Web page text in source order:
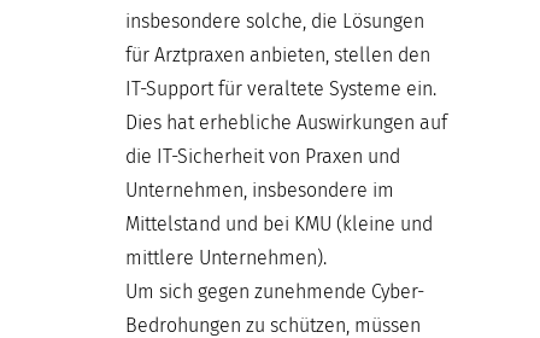
insbesondere solche, die Lösungen
für Arztpraxen anbieten, stellen den
IT-Support für veraltete Systeme ein.
Dies hat erhebliche Auswirkungen auf
die IT-Sicherheit von Praxen und
Unternehmen, insbesondere im
Mittelstand und bei KMU (kleine und
mittlere Unternehmen).
Um sich gegen zunehmende Cyber-
Bedrohungen zu schützen, müssen